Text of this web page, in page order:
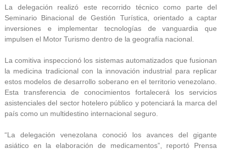
La delegación realizó este recorrido técnico como parte del
Seminario Binacional de Gestión Turística, orientado a captar
inversiones e implementar tecnologías de vanguardia que
impulsen el Motor Turismo dentro de la geografía nacional.
La comitiva inspeccionó los sistemas automatizados que fusionan
la medicina tradicional con la innovación industrial para replicar
estos modelos de desarrollo soberano en el territorio venezolano.
Esta transferencia de conocimientos fortalecerá los servicios
asistenciales del sector hotelero público y potenciará la marca del
país como un multidestino internacional seguro.
“La delegación venezolana conoció los avances del gigante
asiático en la elaboración de medicamentos”, reportó Prensa